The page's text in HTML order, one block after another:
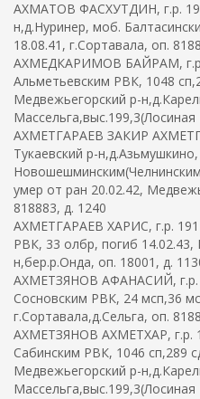
АХМАТОВ ФАСХУТДИН, г.р.
н,д.Нуринер, моб.
18.08.41, г.Сортавала, оп.
АХМЕДКАРИМОВ БАЙРАМ, г.р.
Альметьевским РВК, 1048
Медвежьегорский р-
Массельга,выс.199,3(Лосиная
АХМЕТГАРАЕВ ЗАКИР
Тукаевский р-
умер от ран 20.02.42,
818883, д. 1240
АХМЕТГАРАЕВ ХАРИС, г.р.
РВК, 33 олбр, погиб
н,бер.р.Онда, оп. 18001, д.
АХМЕТЗЯНОВ АФАНАСИЙ, г.р.
Сосновским РВК, 24 мсп,36
г.Сортавала,д.Сельга, оп.
АХМЕТЗЯНОВ АХМЕТХАР, г.р.
Сабинским РВК, 1046 сп,289
Медвежьегорский р-